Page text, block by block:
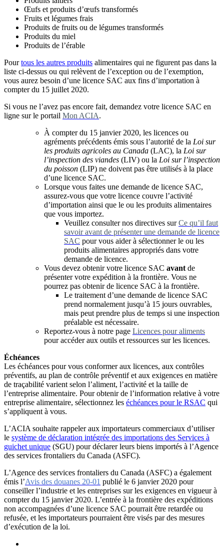
Œufs et produits d’œufs transformés
Fruits et légumes frais
Produits de fruits ou de légumes transformés
Produits du miel
Produits de l’érable
Pourtous les autres produits alimentaires qui ne figurent pas dans la
liste ci-dessus ou qui relèvent de l’exception ou de l’exemption,
vous aurez besoin d’une licence SAC aux fins d’importation à
compter du 15 juillet 2020.
Si vous ne l’avez pas encore fait, demandez votre licence SAC en
ligne sur le portail Mon ACIA.
À compter du 15 janvier 2020, les licences ou
agréments précédents émis sous l’autorité de la Loi sur
les produits agricoles au Canada (LAC), la Loi sur
l’inspection des viandes (LIV) ou la Loi sur l’inspection
du poisson (LIP) ne doivent pas être utilisés à la place
d’une licence SAC.
Lorsque vous faites une demande de licence SAC,
assurez-vous que votre licence couvre l’activité
d’importation ainsi que le ou les produits alimentaires
que vous importez.
Veuillez consulter nos directives surCe qu’il faut
savoir avant de présenter une demande de licence
SAC pour vous aider à sélectionner le ou les
produits alimentaires appropriés dans votre
demande de licence.
Vous devez obtenir votre licence SAC avantde
présenter votre expédition à la frontière. Vous ne
pourrez pas obtenir de licence SAC à la frontière.
Le traitement d’une demande de licence SAC
prend normalement jusqu’à 15 jours ouvrables,
mais peut prendre plus de temps si une inspection
préalable est nécessaire.
Reportez-vous à notre page Licences pour aliments
pour accéder aux outils et ressources sur les licences.
Échéances
Les échéances pour vous conformer aux licences, aux contrôles
préventifs, au plan de contrôle préventif et aux exigences en matière
de traçabilité varient selon l’aliment, l’activité et la taille de
l’entreprise alimentaire. Pour obtenir de l’information relative à votre
entreprise alimentaire, sélectionnez les échéances pour le RSAC qui
s’appliquent à vous.
L’ACIA souhaite rappeler aux importateurs commerciaux d’utiliser
le système de déclaration intégrée des importations des Services à
guichet unique (SGU) pour déclarer leurs biens importés à l’Agence
des services frontaliers du Canada (ASFC).
L’Agence des services frontaliers du Canada (ASFC) a également
émis l’Avis des douanes 20-01 publié le 6 janvier 2020 pour
conseiller l’industrie et les entreprises sur les exigences en vigueur à
compter du 15 janvier 2020. L’entrée à la frontière des expéditions
non accompagnées d’une licence SAC pourrait être retardée ou
refusée, et les importateurs pourraient être visés par des mesures
d’exécution de la loi.